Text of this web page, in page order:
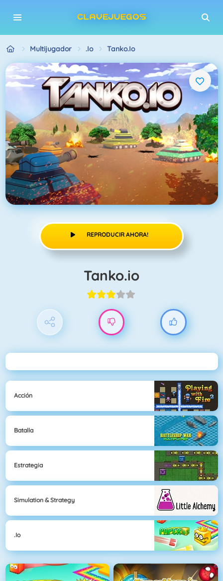
Multijugador .io Tanko.io
REPRODUCIR AHORA!
Tanko.io
Acción
Batalla
Estrategia
Simulation & Strategy
.io